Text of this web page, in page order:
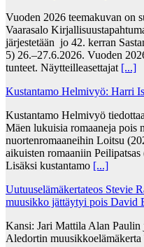
Vuoden 2026 teemakuvan on
Vaarasalo
järjestetään jo 42. kerran
5) 26.–27.6.2026. Vuoden
tunteet. Näytteilleasettajat [...]
Kustantamo Helmivyö: Harri
Kustantamo Helmivyö
Mäen lukuisia romaaneja pois
nuortenromaaneihin Loitsu
aikuisten romaaniin
Lisäksi kustantamo [...]
Uutuuselämäkertateos Stevie
muusikko jättäytyi pois David
Kansi: Jari Mattila Alan Paulin
Aledortin